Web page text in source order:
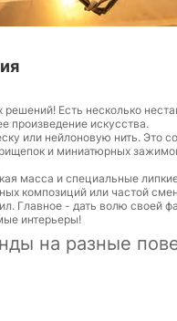
Есть несколько
произведение искусства.
или нейлоновую нить. Это
и миниатюрных
масса и специальные
композиций или частой
Главное - дать волю своей
интерьеры!
на разные